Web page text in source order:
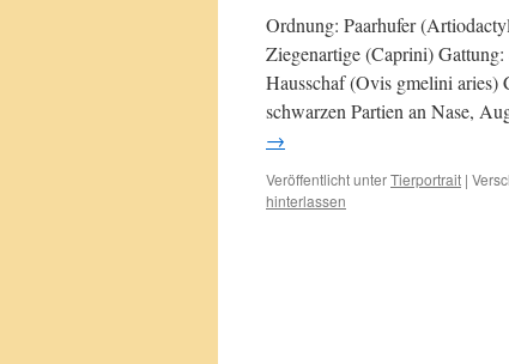
Ordnung: Paarhufer
Ziegenartige (Caprini)
Hausschaf (Ovis gmelini aries)
schwarzen Partien an Nase,
→
Veröffentlicht unterTierportrait |
hinterlassen